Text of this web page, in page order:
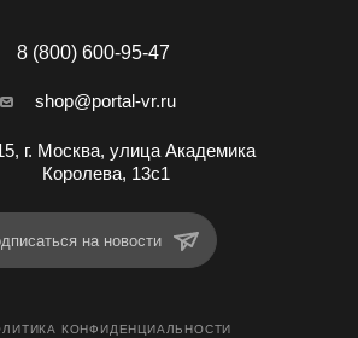
8 (800) 600-95-47
shop@portal-vr.ru
г. Москва, улица Академика
Королева, 13с1
на новости
КОНФИДЕНЦИАЛЬНОСТИ